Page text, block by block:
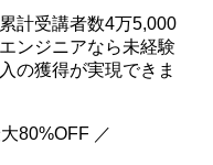
計受講者数4万5,000
ンジニアなら未経験
の獲得が実現できま
80%OFF ／